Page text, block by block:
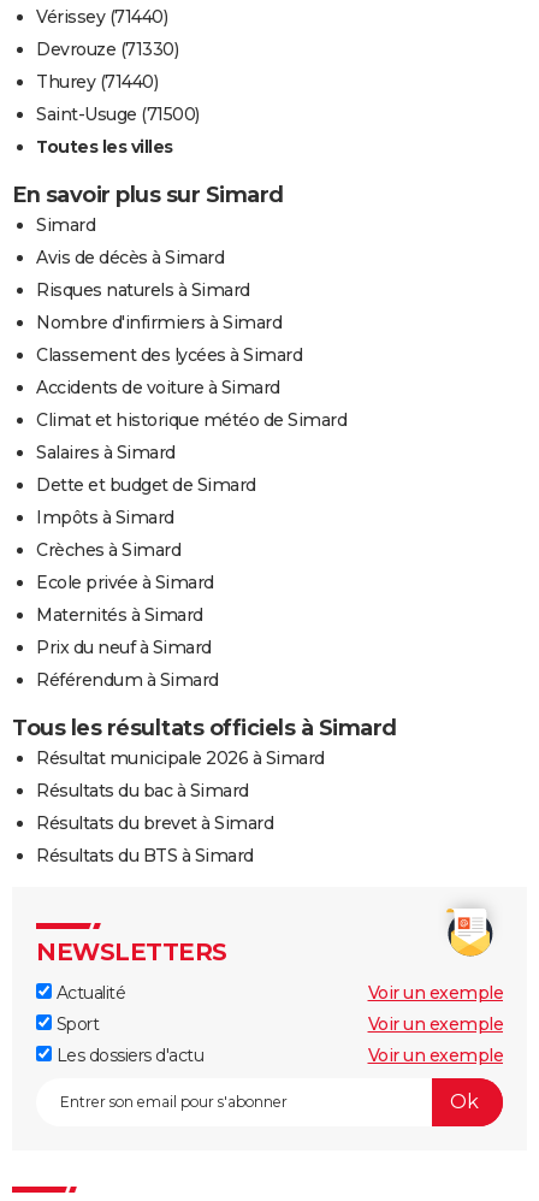
Vérissey (71440)
Devrouze (71330)
Thurey (71440)
Saint-Usuge (71500)
Toutes les villes
En savoir plus sur Simard
Simard
Avis de décès à Simard
Risques naturels à Simard
Nombre d'infirmiers à Simard
Classement des lycées à Simard
Accidents de voiture à Simard
Climat et historique météo de Simard
Salaires à Simard
Dette et budget de Simard
Impôts à Simard
Crèches à Simard
Ecole privée à Simard
Maternités à Simard
Prix du neuf à Simard
Référendum à Simard
Tous les résultats officiels à Simard
Résultat municipale 2026 à Simard
Résultats du bac à Simard
Résultats du brevet à Simard
Résultats du BTS à Simard
NEWSLETTERS
Actualité
Voir un exemple
Sport
Voir un exemple
Les dossiers d'actu
Voir un exemple